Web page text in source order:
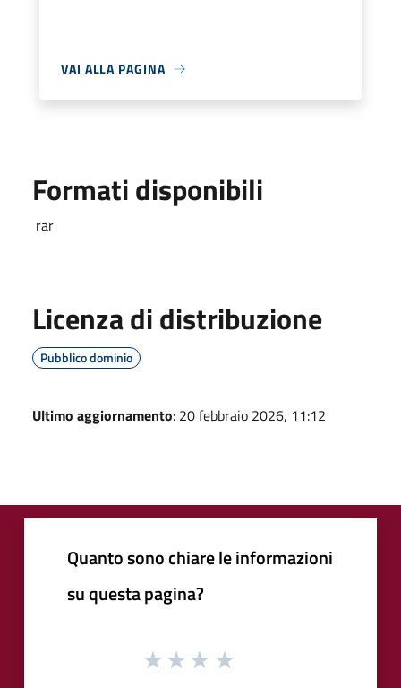
VAI ALLA PAGINA
Formati disponibili
rar
Licenza di distribuzione
Pubblico dominio
Ultimo aggiornamento: 20 febbraio 2026, 11:12
Quanto sono chiare le informazioni
su questa pagina?